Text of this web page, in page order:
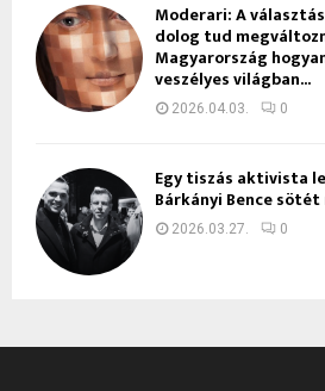
Moderari: A
dolog tud
Magyarország
veszélyes világban...
2026.04.03. 0
Egy tiszás aktivista
Bárkányi Bence
2026.03.27. 0